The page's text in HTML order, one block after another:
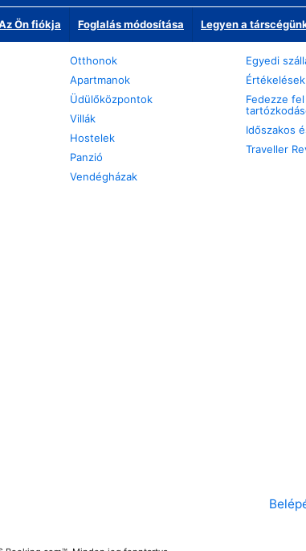
Ön fiókja Foglalás módosítása Legyen a
Otthonok
Apartmanok
Üdülőközpontok
Villák
Hostelek
Panzió
Vendégházak
Egyedi
Értékelések
Fedezze
Időszakos
Traveller